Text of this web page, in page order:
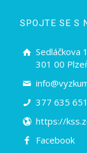
SPOJTE SE S
Sedláčkova
301 00
377 635 651
https://
Facebook